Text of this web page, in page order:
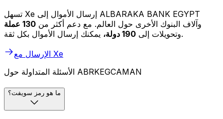
تسهل Xe إرسال الأموال إلى ALBARAKA BANK EGYPT
وآلاف البنوك الأخرى حول العالم. مع دعم أكثر من 130 عملة
وتحويلات إلى 190 دولة،
يمكنك إرسال الأموال بكل ثقة.
الإرسال مع Xe
الأسئلة المتداولة حول ABRKEGCAMAN
ما هو رمز سويفت؟